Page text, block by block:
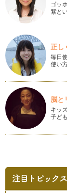
甘納豆入り抹茶
前回に続き、今
茶のベーグルを
ドライチェリー
桜が散って・・
そんなチェリー
イングリッシュマ
コーンミールを
う！！ 米粉を
「Heartパン」レ
ふわふわのパン
トマトジュース
合うバジルの粉
ゴッ
紫と
正し
毎日
使い
脳と
キッ
子ど